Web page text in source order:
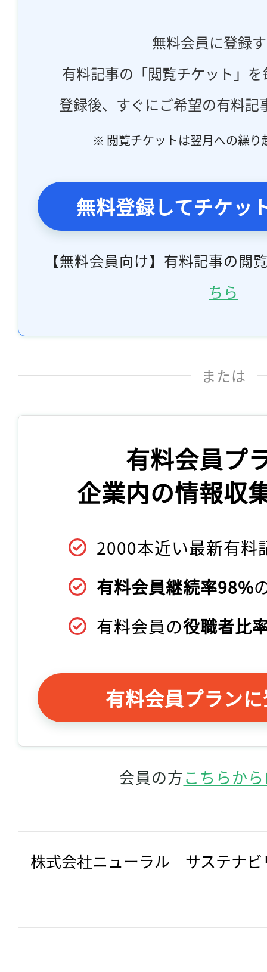
無料会員に登録
有料記事の「閲覧チケット」
登録後、すぐにご希望の有料記
※ 閲覧チケットは翌月への繰り
無料登録してチケッ
【無料会員向け】有料記事の閲
ちら
または
有料会員プ
企業内の情報収
2000本近い最新有料
有料会員継続率98%
有料会員の役職者比
有料会員プラン
会員の方こちらか
株式会社ニューラル　サステナ